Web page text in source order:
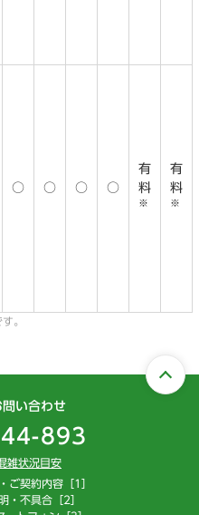
○ ○ ○ ○
有
料
※
有
料
※
。
い合わせ
893
雑状況目安
ご契約内容［1］
・不具合［2］